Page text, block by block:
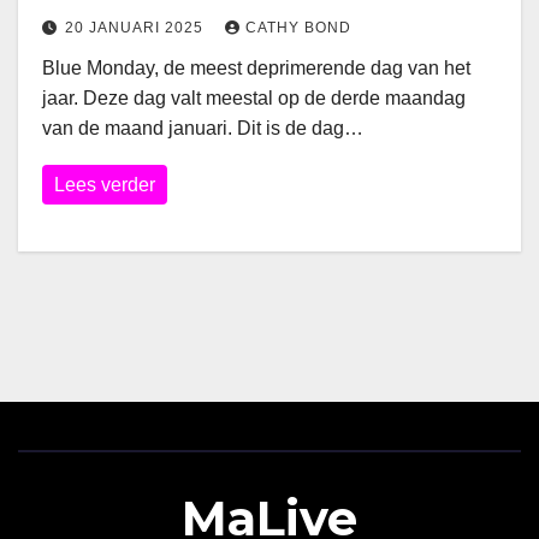
20 JANUARI 2025 CATHY BOND
Blue Monday, de meest deprimerende dag van het
jaar. Deze dag valt meestal op de derde maandag
van de maand januari. Dit is de dag…
Lees verder
MaLive